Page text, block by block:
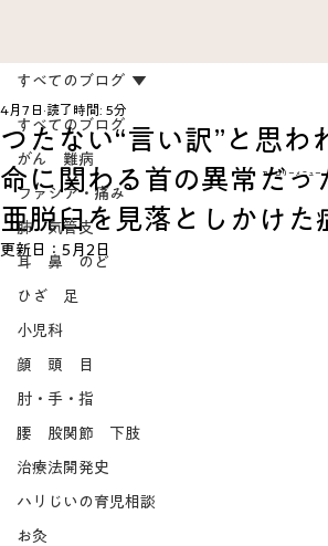
すべてのブログ
がん 難病
ファシア・痛み
肺 気管支
耳 鼻 のど
ひざ 足
小児科
顔 頭 目
肘・手・指
腰 股関節 下肢
治療法開発史
ハリじいの育児相談
お灸
すべてのブログ
つたない“言い訳”と思わ
命に関わる首の異常だっ
亜脱臼を見落としかけた
4月7日 読了時間: 5分
更新日： 5月2日
カテゴリーメニュー